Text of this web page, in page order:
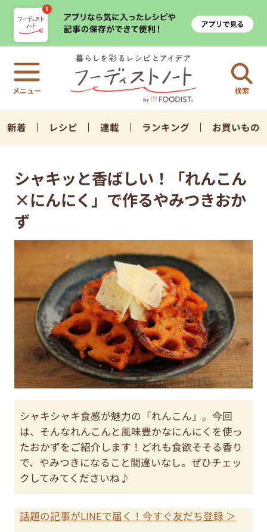
検索
新着 レシピ 連載 ランキング お買いもの
シャキッと香ばしい！「れんこん
×にんにく」で作るやみつきおか
ず
シャキシャキ食感が魅力の「れんこん」。今回
は、そんなれんこんと風味豊かなにんにくを使っ
たおかずをご紹介します！どれも食欲そそる香り
で、やみつきになること間違いなし。ぜひチェッ
クしてみてくださいね♪
話題の記事がLINEで届く！今すぐ友だち登録 ＞